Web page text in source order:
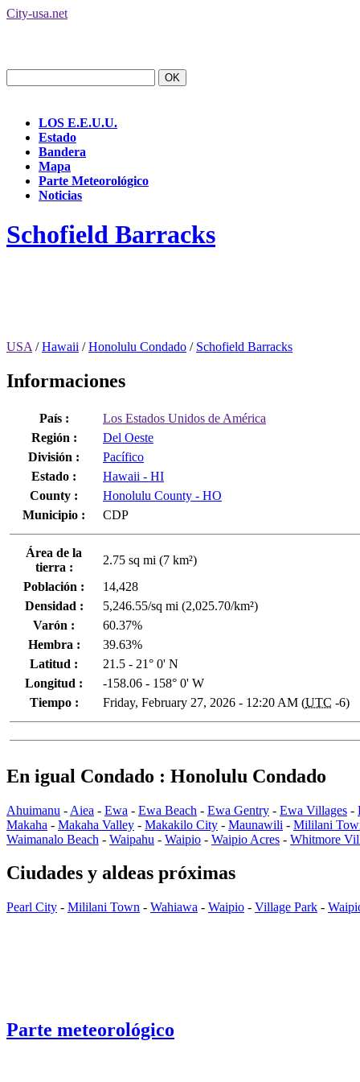
City-usa.net
LOS E.E.U.U.
Estado
Bandera
Mapa
Parte Meteorológico
Noticias
Schofield Barracks
USA /Hawaii /Honolulu Condado / Schofield Barracks
Informaciones
País :
Los Estados Unidos de América
Región :
Del Oeste
División :
Pacífico
Estado :
Hawaii - HI
County :
Honolulu County - HO
Municipio :
CDP
Área de la
tierra :
2.75 sq mi (7 km²)
Población :
14,428
Densidad :
5,246.55/sq mi (2,025.70/km²)
Varón :
60.37%
Hembra :
39.63%
Latitud :
21.5 - 21° 0' N
Longitud :
-158.06 - 158° 0' W
Tiempo :
Friday, February 27, 2026 - 12:20 AM (UTC -6)
En igual Condado : Honolulu Condado
Ahuimanu - Aiea - Ewa - Ewa Beach - Ewa Gentry - Ewa Villages -
Makaha - Makaha Valley - Makakilo City - Maunawili - Mililani
Waimanalo Beach - Waipahu - Waipio - Waipio Acres - Whitmore
Ciudades y aldeas próximas
Pearl City - Mililani Town - Wahiawa - Waipio - Village Park -
Parte meteorológico